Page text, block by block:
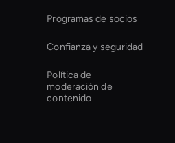
Programas de socios
Confianza y seguridad
Política de
moderación de
contenido